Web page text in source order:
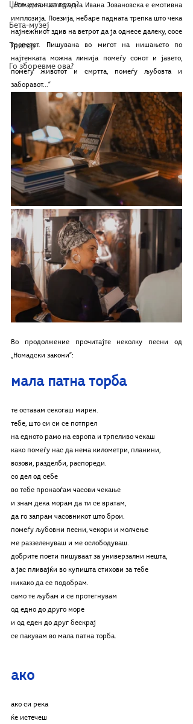
Што има низ град?
Бета-музеј
Тригер
Го зборевме ова?
„Номадски затвори на Ивана Јовановска е емотивна
имплозија. Поезија, небаре падната трепка што чека
најнежниот здив на ветрот да ја однесе далеку, сосе
трепетот. Пишувана во мигот на нишањето по
најтенката можна линија помеѓу сонот и јавето,
помеѓу животот и смртта, помеѓу љубовта и
заборавот...“
Во продолжение прочитајте неколку песни од
„Номадски закони“:
мала патна торба
те оставам секогаш мирен.
тебе, што си си се потпрел
на едното рамо на европа и трпеливо чекаш
како помеѓу нас да нема километри, планини,
возови, разделби, распореди.
со дел од себе
во тебе пронаоѓам часови чекање
и знам дека морам да ти се вратам,
да го запрам часовникот што брои.
помеѓу љубовни песни, чекори и молчење
ме раззеленуваш и ме ослободуваш.
добрите поети пишуваат за универзални нешта,
а јас пливајќи во купишта стихови за тебе
никако да се подобрам.
само те љубам и се протегнувам
од едно до друго море
и од еден до друг бескрај
се пакувам во мала патна торба.
ако
ако си река
ќе истечеш